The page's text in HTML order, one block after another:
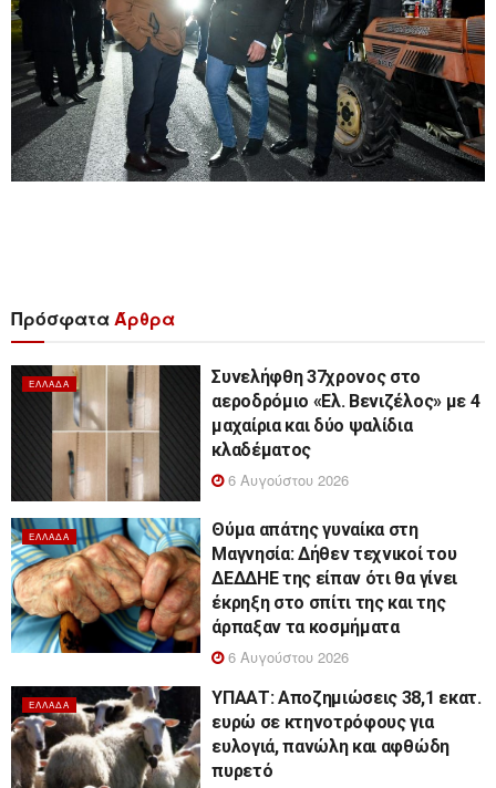
ΠρόσφαταΆρθρα
ΕΛΛΆΔΑ
Συνελήφθη 37χρονος στο
αεροδρόμιο «Ελ. Βενιζέλος» με 4
μαχαίρια και δύο ψαλίδια
κλαδέματος
6 Αυγούστου 2026
ΕΛΛΆΔΑ
Θύμα απάτης γυναίκα στη
Μαγνησία: Δήθεν τεχνικοί του
ΔΕΔΔΗΕ της είπαν ότι θα γίνει
έκρηξη στο σπίτι της και της
άρπαξαν τα κοσμήματα
6 Αυγούστου 2026
ΕΛΛΆΔΑ
ΥΠΑΑΤ: Αποζημιώσεις 38,1 εκατ.
ευρώ σε κτηνοτρόφους για
ευλογιά, πανώλη και αφθώδη
πυρετό